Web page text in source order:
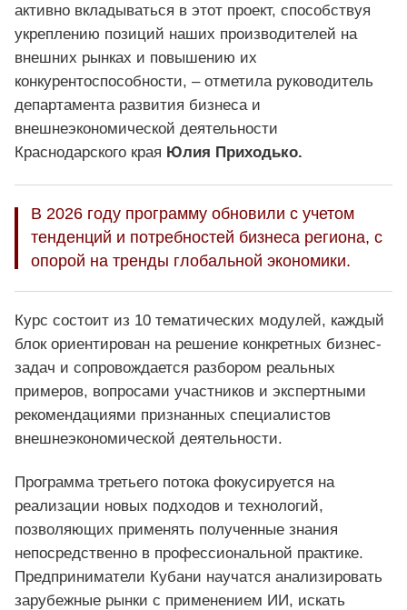
активно вкладываться в этот проект, способствуя
укреплению позиций наших производителей на
внешних рынках и повышению их
конкурентоспособности, – отметила руководитель
департамента развития бизнеса и
внешнеэкономической деятельности
Краснодарского края Юлия Приходько.
В 2026 году программу обновили с учетом
тенденций и потребностей бизнеса региона, с
опорой на тренды глобальной экономики.
Курс состоит из 10 тематических модулей, каждый
блок ориентирован на решение конкретных бизнес-
задач и сопровождается разбором реальных
примеров, вопросами участников и экспертными
рекомендациями признанных специалистов
внешнеэкономической деятельности.
Программа третьего потока фокусируется на
реализации новых подходов и технологий,
позволяющих применять полученные знания
непосредственно в профессиональной практике.
Предприниматели Кубани научатся анализировать
зарубежные рынки с применением ИИ, искать